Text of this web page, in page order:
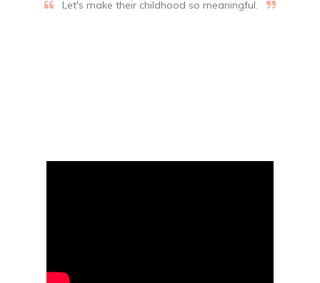
Let's make their childhood so meaningful.